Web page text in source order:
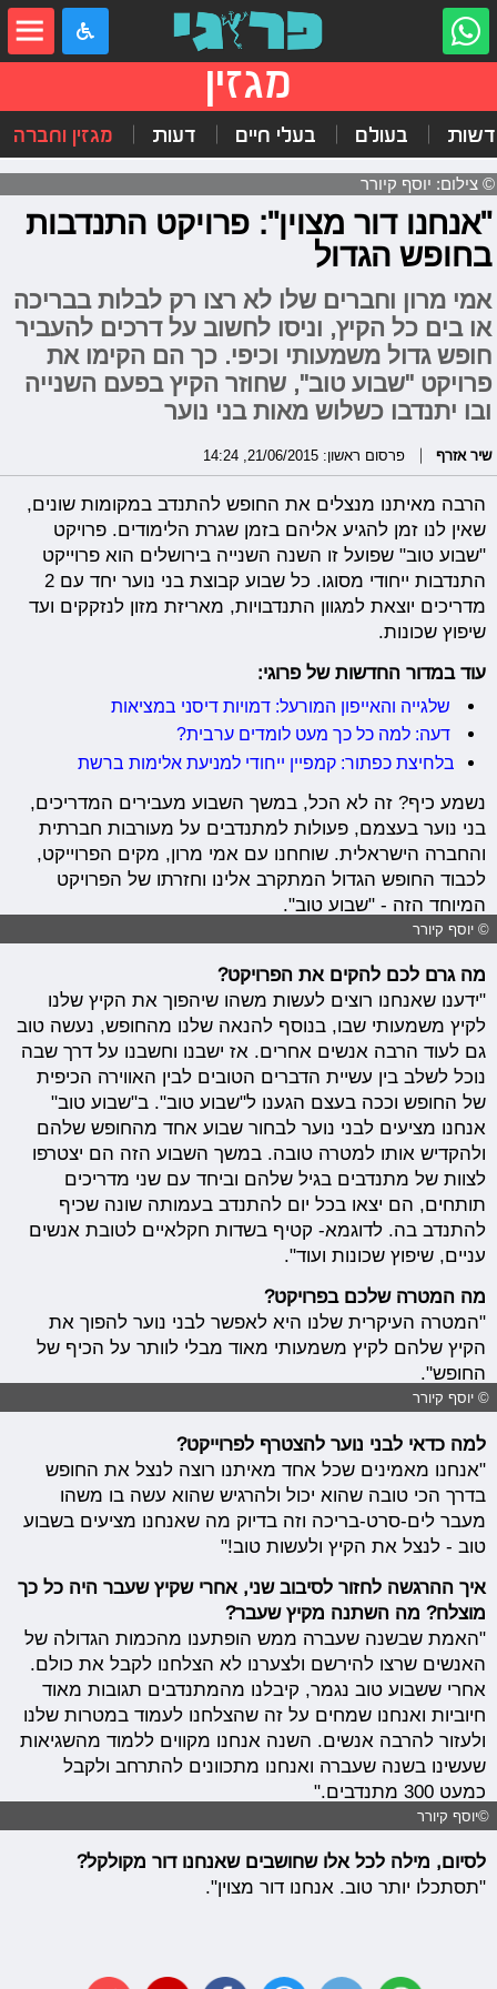
מגזין
בעולם בעלי חיים דעות מגזין וחברה
© צילום: יוסף קיורר
"אנחנו דור מצוין": פרויקט התנדבות
בחופש הגדול
אמי מרון וחברים שלו לא רצו רק לבלות בבריכה
או בים כל הקיץ, וניסו לחשוב על דרכים להעביר
חופש גדול משמעותי וכיפי. כך הם הקימו את
פרויקט "שבוע טוב", שחוזר הקיץ בפעם השנייה
ובו יתנדבו כשלוש מאות בני נוער
שיר אזרף פרסום ראשון: 21/06/2015, 14:24
הרבה מאיתנו מנצלים את החופש להתנדב במקומות שונים,
שאין לנו זמן להגיע אליהם בזמן שגרת הלימודים. פרויקט
"שבוע טוב" שפועל זו השנה השנייה בירושלים הוא פרוייקט
התנדבות ייחודי מסוגו. כל שבוע קבוצת בני נוער יחד עם 2
מדריכים יוצאת למגוון התנדבויות, מאריזת מזון לנזקקים ועד
שיפוץ שכונות.
עוד במדור החדשות של פרוגי:
שלגייה והאייפון המורעל: דמויות דיסני במציאות
דעה: למה כל כך מעט לומדים ערבית?
בלחיצת כפתור: קמפיין ייחודי למניעת אלימות ברשת
נשמע כיף? זה לא הכל, במשך השבוע מעבירים המדריכים,
בני נוער בעצמם, פעולות למתנדבים על מעורבות חברתית
והחברה הישראלית. שוחחנו עם אמי מרון, מקים הפרוייקט,
לכבוד החופש הגדול המתקרב אלינו וחזרתו של הפרויקט
המיוחד הזה - "שבוע טוב".
© יוסף קיורר
מה גרם לכם להקים את הפרויקט?
"ידענו שאנחנו רוצים לעשות משהו שיהפוך את הקיץ שלנו
לקיץ משמעותי שבו, בנוסף להנאה שלנו מהחופש, נעשה טוב
גם לעוד הרבה אנשים אחרים. אז ישבנו וחשבנו על דרך שבה
נוכל לשלב בין עשיית הדברים הטובים לבין האווירה הכיפית
של החופש וככה בעצם הגענו ל"שבוע טוב". ב"שבוע טוב"
אנחנו מציעים לבני נוער לבחור שבוע אחד מהחופש שלהם
ולהקדיש אותו למטרה טובה. במשך השבוע הזה הם יצטרפו
לצוות של מתנדבים בגיל שלהם וביחד עם שני מדריכים
תותחים, הם יצאו בכל יום להתנדב בעמותה שונה שכיף
להתנדב בה. לדוגמא- קטיף בשדות חקלאיים לטובת אנשים
עניים, שיפוץ שכונות ועוד".
מה המטרה שלכם בפרויקט?
"המטרה העיקרית שלנו היא לאפשר לבני נוער להפוך את
הקיץ שלהם לקיץ משמעותי מאוד מבלי לוותר על הכיף של
החופש".
© יוסף קיורר
למה כדאי לבני נוער להצטרף לפרוייקט?
"אנחנו מאמינים שכל אחד מאיתנו רוצה לנצל את החופש
בדרך הכי טובה שהוא יכול ולהרגיש שהוא עשה בו משהו
מעבר לים-סרט-בריכה וזה בדיוק מה שאנחנו מציעים בשבוע
טוב - לנצל את הקיץ ולעשות טוב!"
איך ההרגשה לחזור לסיבוב שני, אחרי שקיץ שעבר היה כל כך
מוצלח? מה השתנה מקיץ שעבר?
"האמת שבשנה שעברה ממש הופתענו מהכמות הגדולה של
האנשים שרצו להירשם ולצערנו לא הצלחנו לקבל את כולם.
אחרי ששבוע טוב נגמר, קיבלנו מהמתנדבים תגובות מאוד
חיוביות ואנחנו שמחים על זה שהצלחנו לעמוד במטרות שלנו
ולעזור להרבה אנשים. השנה אנחנו מקווים ללמוד מהשגיאות
שעשינו בשנה שעברה ואנחנו מתכוונים להתרחב ולקבל
כמעט 300 מתנדבים."
©יוסף קיורר
לסיום, מילה לכל אלו שחושבים שאנחנו דור מקולקל?
"תסתכלו יותר טוב. אנחנו דור מצוין".